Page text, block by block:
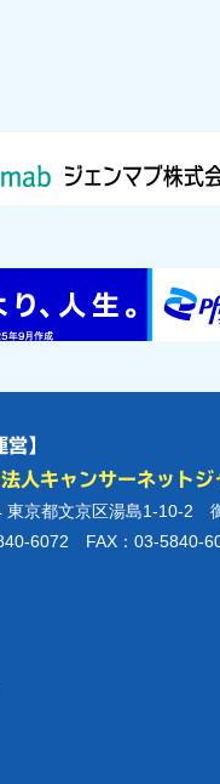
営】
人キャンサーネットジ
東京都文京区湯島1-10-2
6072 FAX：03-5840-